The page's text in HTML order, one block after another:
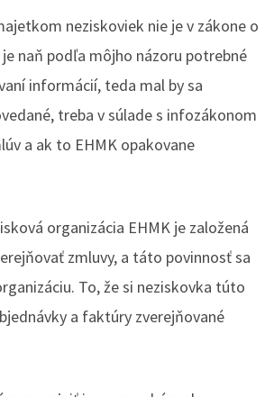
neziskoviek nie je v zákone o
naň podľa môjho názoru potrebné
informácií, teda mal by sa
treba v súlade s infozákonom
a ak to EHMK opakovane
organizácia EHMK je založená
zmluvy, a táto povinnosť sa
To, že si neziskovka túto
a faktúry zverejňované